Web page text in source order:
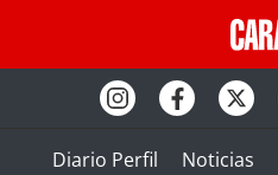
Diario Perfil Noticias